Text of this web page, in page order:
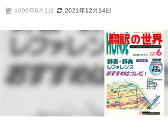
1999年6月1日 2021年12月14日